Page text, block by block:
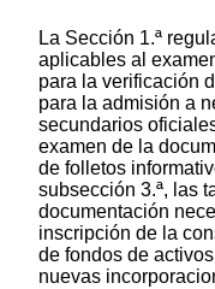
La Sección 1.ª
aplicables al
para la verificación
para la admisión a
secundarios
examen de la
de folletos
subsección 3.ª, las
documentación
inscripción de la
de fondos de
nuevas